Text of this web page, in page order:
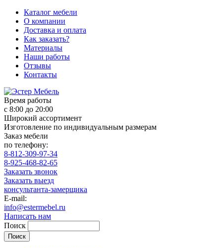
Каталог мебели
О компании
Доставка и оплата
Как заказать?
Материалы
Наши работы
Отзывы
Контакты
Время работы
с 8:00 до 20:00
Широкий ассортимент
Изготовление по индивидуальным размерам
Заказ мебели
по телефону:
8-812-309-97-34
8-925-468-82-65
Заказать звонок
Заказать выезд
консультанта-замерщика
E-mail:
info@estermebel.ru
Написать нам
Поиск